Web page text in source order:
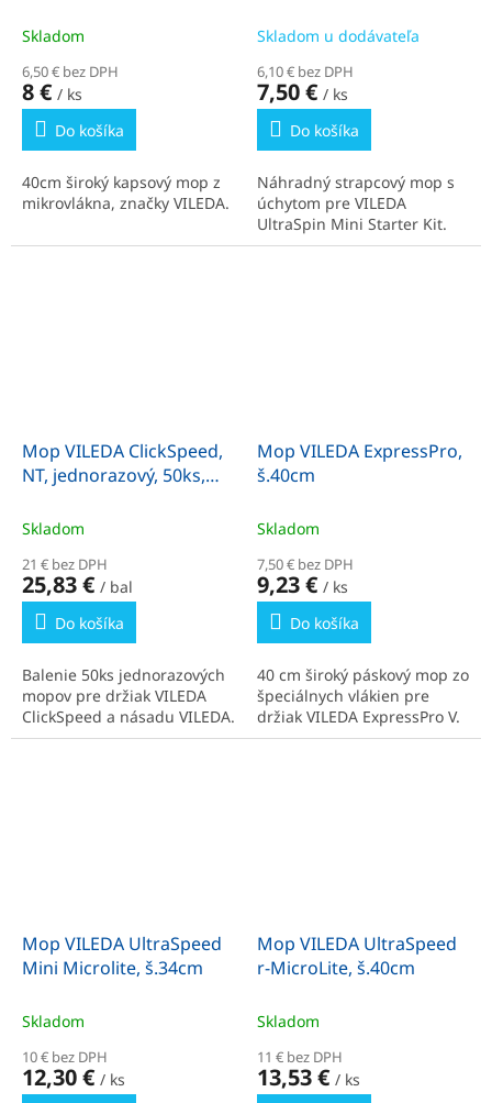
Skladom
6,50 € bez DPH
8 € / ks
Do košíka
40cm široký kapsový mop z
mikrovlákna, značky VILEDA.
Skladom u dodávateľa
6,10 € bez DPH
7,50 € / ks
Do košíka
Náhradný strapcový mop s
úchytom pre VILEDA
UltraSpin Mini Starter Kit.
Mop VILEDA ClickSpeed,
NT, jednorazový, 50ks,
Skladom
21 € bez DPH
25,83 € / bal
Do košíka
Balenie 50ks jednorazových
mopov pre držiak VILEDA
ClickSpeed a násadu VILEDA.
Mop VILEDA ExpressPro,
š.40cm
Skladom
7,50 € bez DPH
9,23 € / ks
Do košíka
40 cm široký páskový mop zo
špeciálnych vlákien pre
držiak VILEDA ExpressPro V.
Mop VILEDA UltraSpeed
Mini Microlite, š.34cm
Skladom
10 € bez DPH
12,30 € / ks
Mop VILEDA UltraSpeed
r-MicroLite, š.40cm
Skladom
11 € bez DPH
13,53 € / ks